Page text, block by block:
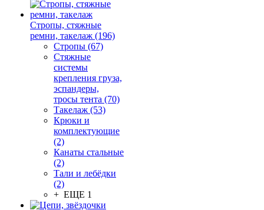
Стропы, стяжные
ремни, такелаж (196)
Стропы (67)
Стяжные
системы
крепления груза,
эспандеры,
тросы тента (70)
Такелаж (53)
Крюки и
комплектующие
(2)
Канаты стальные
(2)
Тали и лебёдки
(2)
+ ЕЩЕ 1